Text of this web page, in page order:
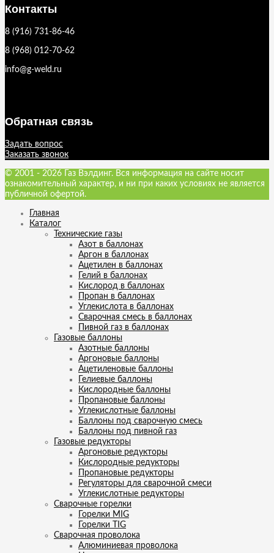
Контакты
8 (916) 731-86-46
8 (968) 012-70-62
info@g-weld.ru
Обратная связь
Задать вопрос
Заказать звонок
© 2001 - 2026 Газ Вэлдинг. Вся информация на сайте носит
ознакомительный характер, и ни при каких условиях не является
публичной офертой.
Главная
Каталог
Технические газы
Азот в баллонах
Аргон в баллонах
Ацетилен в баллонах
Гелий в баллонах
Кислород в баллонах
Пропан в баллонах
Углекислота в баллонах
Сварочная смесь в баллонах
Пивной газ в баллонах
Газовые баллоны
Азотные баллоны
Аргоновые баллоны
Ацетиленовые баллоны
Гелиевые баллоны
Кислородные баллоны
Пропановые баллоны
Углекислотные баллоны
Баллоны под сварочную смесь
Баллоны под пивной газ
Газовые редукторы
Аргоновые редукторы
Кислородные редукторы
Пропановые редукторы
Регуляторы для сварочной смеси
Углекислотные редукторы
Сварочные горелки
Горелки MIG
Горелки TIG
Сварочная проволока
Алюминиевая проволока